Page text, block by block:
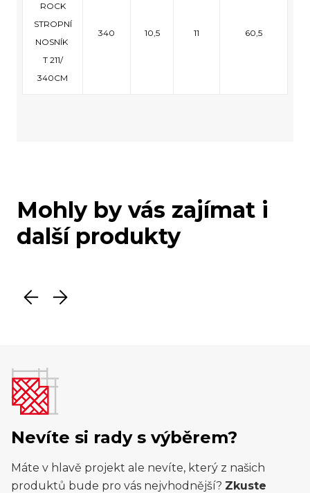
ROCK
STROPNÍ
NOSNÍK
T 211/
340CM
340 10,5 11 60,5
Mohly by vás zajímat i
další produkty
Nevíte si rady s výběrem?
Máte v hlavě projekt ale nevíte, který z našich
produktů bude pro vás nejvhodnější? Zkuste